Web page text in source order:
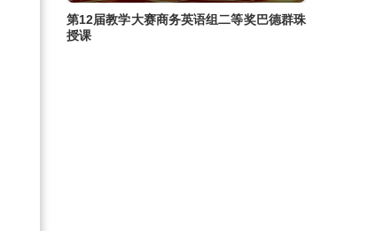
第12届教学大赛商务英语组二等奖巴德群珠
授课